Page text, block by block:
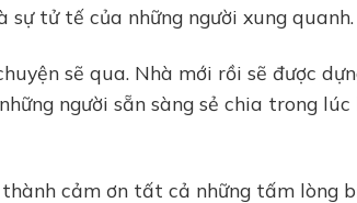
sự tử tế của những người xung quanh.
sẽ qua. Nhà mới rồi sẽ được
người sẵn sàng sẻ chia trong
cảm ơn tất cả những tấm lòng